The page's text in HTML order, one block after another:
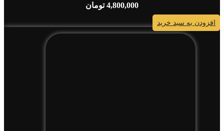
4,800,000 تومان
افزودن به سبد خرید